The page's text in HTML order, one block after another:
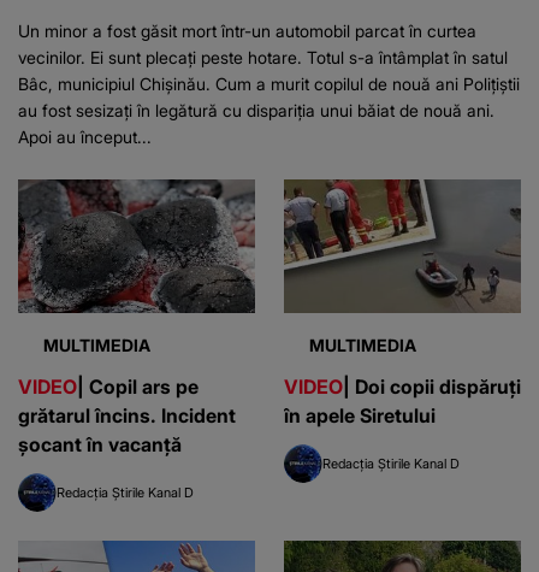
Un minor a fost găsit mort într-un automobil parcat în curtea
vecinilor. Ei sunt plecați peste hotare. Totul s-a întâmplat în satul
Bâc, municipiul Chişinău. Cum a murit copilul de nouă ani Polițiștii
au fost sesizați în legătură cu dispariția unui băiat de nouă ani.
Apoi au început...
MULTIMEDIA
VIDEO | Copil ars pe
grătarul încins. Incident
șocant în vacanță
Redacția Știrile Kanal D
MULTIMEDIA
VIDEO | Doi copii dispăruți
în apele Siretului
Redacția Știrile Kanal D